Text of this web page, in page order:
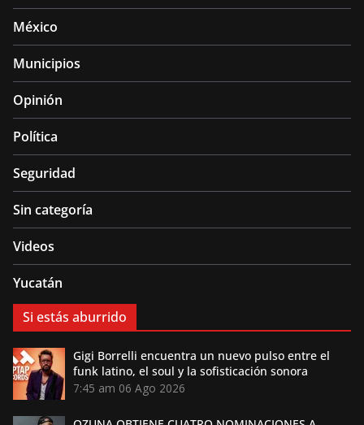
México
Municipios
Opinión
Política
Seguridad
Sin categoría
Videos
Yucatán
Si estás aburrido
Gigi Borrelli encuentra un nuevo pulso entre el
funk latino, el soul y la sofisticación sonora
7:45 am 06 Ago 2026